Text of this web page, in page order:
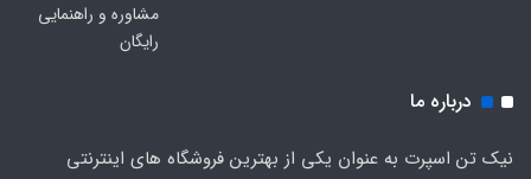
مشاوره و راهنمایی
رایگان
درباره ما
نیک تن اسپرت به عنوان یکی از بهترین فروشگاه های اینترنتی